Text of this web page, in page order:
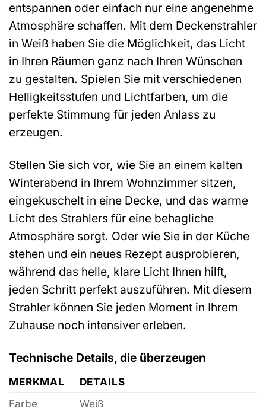
entspannen oder einfach nur eine angenehme
Atmosphäre schaffen. Mit dem Deckenstrahler
in Weiß haben Sie die Möglichkeit, das Licht
in Ihren Räumen ganz nach Ihren Wünschen
zu gestalten. Spielen Sie mit verschiedenen
Helligkeitsstufen und Lichtfarben, um die
perfekte Stimmung für jeden Anlass zu
erzeugen.
Stellen Sie sich vor, wie Sie an einem kalten
Winterabend in Ihrem Wohnzimmer sitzen,
eingekuschelt in eine Decke, und das warme
Licht des Strahlers für eine behagliche
Atmosphäre sorgt. Oder wie Sie in der Küche
stehen und ein neues Rezept ausprobieren,
während das helle, klare Licht Ihnen hilft,
jeden Schritt perfekt auszuführen. Mit diesem
Strahler können Sie jeden Moment in Ihrem
Zuhause noch intensiver erleben.
Technische Details, die überzeugen
MERKMAL
DETAILS
Farbe
Weiß